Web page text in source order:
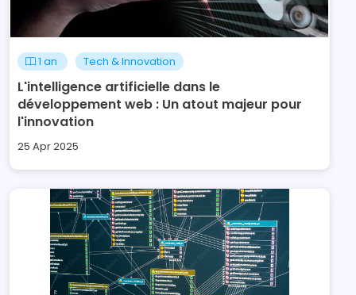
1 an Tech & Innovation
L'intelligence artificielle dans le
développement web : Un atout majeur pour
l'innovation
25 Apr 2025